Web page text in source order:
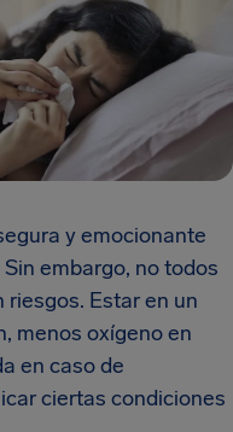
y emocionante
embargo, no todos
Estar en un
menos oxígeno en
en caso de
ciertas condiciones